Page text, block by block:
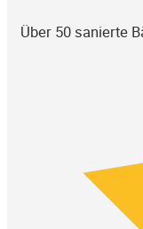
Über 50 sanierte